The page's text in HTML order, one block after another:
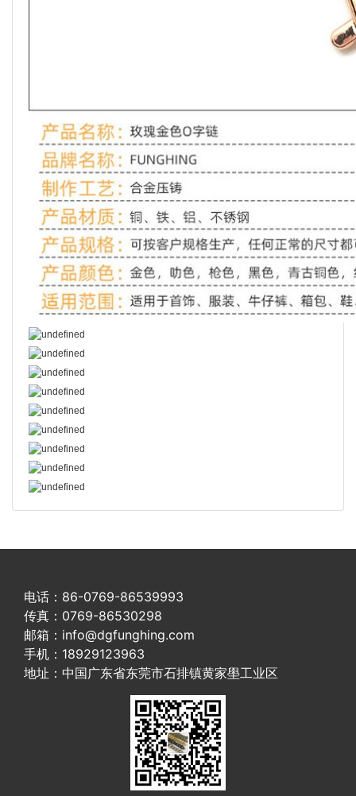
电话：86-0769-86539993
传真：0769-86530298
邮箱：info@dgfunghing.com
手机：18929123963
地址：中国广东省东莞市石排镇黄家壆工业区